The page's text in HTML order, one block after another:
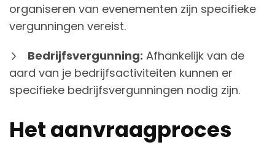
organiseren van evenementen zijn specifieke
vergunningen vereist.
Bedrijfsvergunning: Afhankelijk van de
aard van je bedrijfsactiviteiten kunnen er
specifieke bedrijfsvergunningen nodig zijn.
Het aanvraagproces